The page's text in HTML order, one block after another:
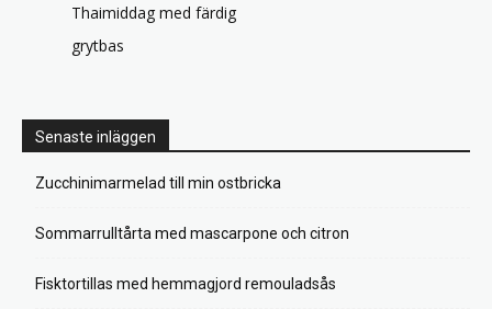
Thaimiddag med färdig
grytbas
Senaste inläggen
Zucchinimarmelad till min ostbricka
Sommarrulltårta med mascarpone och citron
Fisktortillas med hemmagjord remouladsås